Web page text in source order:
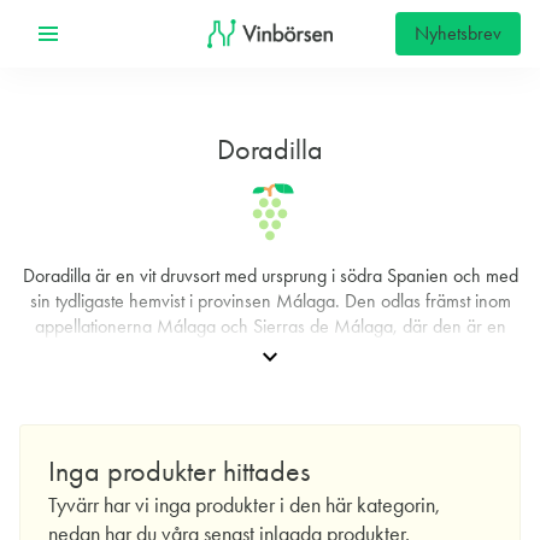
Nyhetsbrev
Doradilla
Doradilla är en vit druvsort med ursprung i södra Spanien och med
sin tydligaste hemvist i provinsen Málaga. Den odlas främst inom
appellationerna Málaga och Sierras de Málaga, där den är en
auktoriserad sort för vinframställning. Doradilla ses i dag som en
namnlika druvor: Doradilla är en egen sort och ska inte förväxlas
Utbredningen är liten. Odlingen är i dag koncentrerad till norra
delen av provinsen, särskilt kring Mollina, även om druvan
expand_more
Inga produkter hittades
Tyvärr har vi inga produkter i den här kategorin,
nedan har du våra senast inlagda produkter.